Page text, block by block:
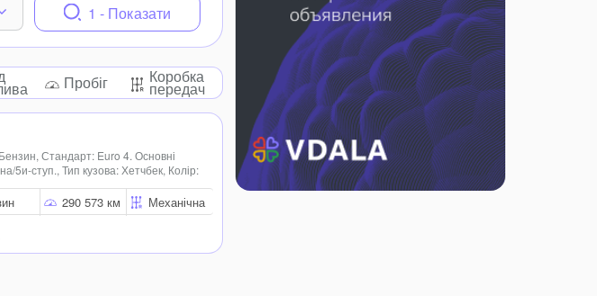
1 - Показати
Пробіг Коробка
передач
Стандарт: Euro 4. Основні
5и-ступ., Тип кузова: Хетчбек, Колір:
ABS, ESP, Подушки безпеки, Цен...
290 573 км Механічна